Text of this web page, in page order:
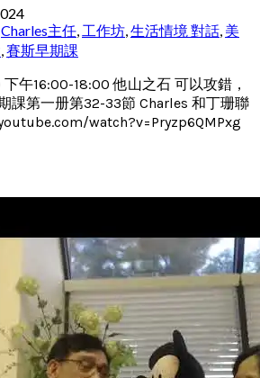
Charles主任, 工作坊,生活情境 對話, 美
,賽斯早期課
午16:00-18:00 他山之石 可以攻錯，
課第一册第32-33節 Charles 和丁珊聯
watch?v=Pryzp6QMPxg